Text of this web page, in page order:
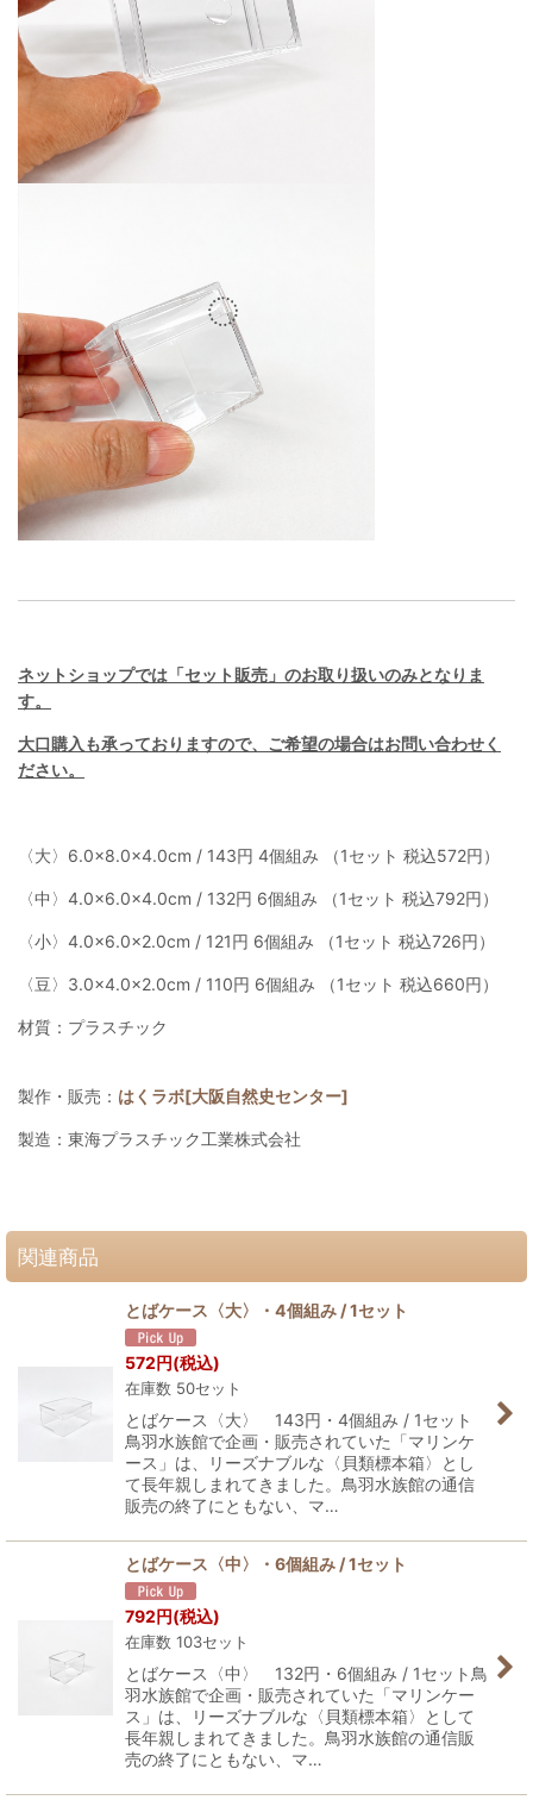
ネットショップでは「セット販売」のお取り扱いのみとなりま
す。
大口購入も承っておりますので、ご希望の場合はお問い合わせく
ださい。
〈大〉6.0×8.0×4.0cm / 143円 4個組み （1セット 税込572円）
〈中〉4.0×6.0×4.0cm / 132円 6個組み （1セット 税込792円）
〈小〉4.0×6.0×2.0cm / 121円 6個組み （1セット 税込726円）
〈豆〉3.0×4.0×2.0cm / 110円 6個組み （1セット 税込660円）
材質：プラスチック
製作・販売： はくラボ[大阪自然史センター]
製造：東海プラスチック工業株式会社
関連商品
とばケース〈大〉・4個組み / 1セット
572円(税込)
在庫数 50セット
とばケース〈大〉 143円・4個組み / 1セット
鳥羽水族館で企画・販売されていた「マリンケ
ース」は、リーズナブルな〈貝類標本箱〉とし
て長年親しまれてきました。鳥羽水族館の通信
販売の終了にともない、マ…
とばケース〈中〉・6個組み / 1セット
792円(税込)
在庫数 103セット
とばケース〈中〉 132円・6個組み / 1セット鳥
羽水族館で企画・販売されていた「マリンケー
ス」は、リーズナブルな〈貝類標本箱〉として
長年親しまれてきました。鳥羽水族館の通信販
売の終了にともない、マ…